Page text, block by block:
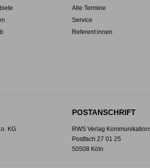
Alle Termine
Service
Referent:innen
KG
POSTANSCHRIFT
RWS Verlag
Postfach 27 01 25
50508 Köln